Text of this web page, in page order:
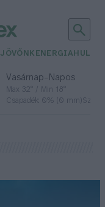
JÖVŐNK ENERGIA
Vasárnap– Napos
Max 32° / Min 18°
Csapadék: 0% (0 mm)Szél: